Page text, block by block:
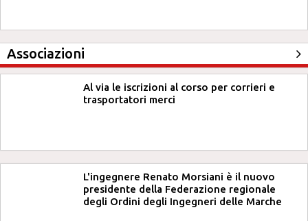
Associazioni
Al via le iscrizioni al corso per corrieri e
trasportatori merci
L'ingegnere Renato Morsiani è il nuovo
presidente della Federazione regionale
degli Ordini degli Ingegneri delle Marche